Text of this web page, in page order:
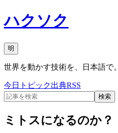
ハクソク
明
世界を動かす技術を、日本語で。
今日 トピック出典RSS
検索
ミトスになるのか？